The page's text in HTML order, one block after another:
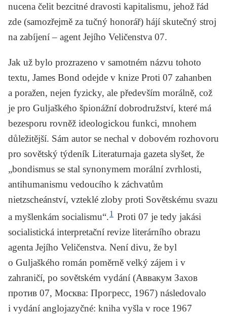
nucena čelit bezcitné dravosti kapitalismu, jehož řád
zde (samozřejmě za tučný honorář) hájí skutečný stroj
na zabíjení – agent Jejího Veličenstva 07.
Jak už bylo prozrazeno v samotném názvu tohoto
textu, James Bond odejde v knize Proti 07 zahanben
a poražen, nejen fyzicky, ale především morálně, což
je pro Guljaškého špionážní dobrodružství, které má
bezesporu rovněž ideologickou funkci, mnohem
důležitější. Sám autor se nechal v dobovém rozhovoru
pro sovětský týdeník Literaturnaja gazeta slyšet, že
„bondismus se stal synonymem morální zvrhlosti,
antihumanismu vedoucího k záchvatům
nietzscheánství, vzteklé zloby proti Sovětskému svazu
a myšlenkám socialismu“.1 Proti 07 je tedy jakási
socialistická interpretační revize literárního obrazu
agenta Jejího Veličenstva. Není divu, že byl
o Guljaškého román poměrně velký zájem i v
zahraničí, po sovětském vydání (Аввакум Захов
против 07, Москва: Прогресс, 1967) následovalo
i vydání anglojazyčné: kniha vyšla v roce 1967